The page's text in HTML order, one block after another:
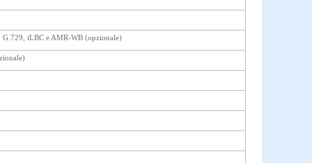
G.729, iLBC e AMR-WB (opzionale)